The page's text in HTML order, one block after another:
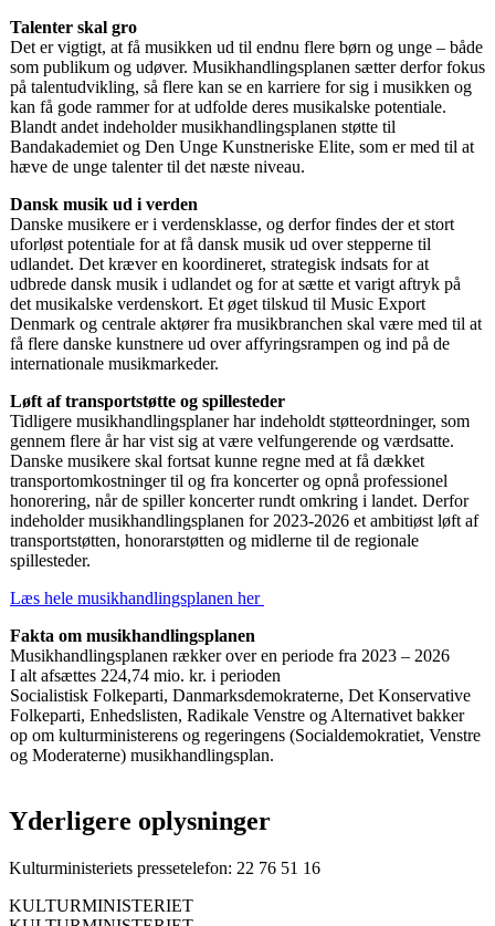
Talenter skal gro
Det er vigtigt, at få musikken ud til endnu flere børn og unge – både
som publikum og udøver. Musikhandlingsplanen sætter derfor fokus
på talentudvikling, så flere kan se en karriere for sig i musikken og
kan få gode rammer for at udfolde deres musikalske potentiale.
Blandt andet indeholder musikhandlingsplanen støtte til
Bandakademiet og Den Unge Kunstneriske Elite, som er med til at
hæve de unge talenter til det næste niveau.
Dansk musik ud i verden
Danske musikere er i verdensklasse, og derfor findes der et stort
uforløst potentiale for at få dansk musik ud over stepperne til
udlandet. Det kræver en koordineret, strategisk indsats for at
udbrede dansk musik i udlandet og for at sætte et varigt aftryk på
det musikalske verdenskort. Et øget tilskud til Music Export
Denmark og centrale aktører fra musikbranchen skal være med til at
få flere danske kunstnere ud over affyringsrampen og ind på de
internationale musikmarkeder.
Løft af transportstøtte og spillesteder
Tidligere musikhandlingsplaner har indeholdt støtteordninger, som
gennem flere år har vist sig at være velfungerende og værdsatte.
Danske musikere skal fortsat kunne regne med at få dækket
transportomkostninger til og fra koncerter og opnå professionel
honorering, når de spiller koncerter rundt omkring i landet. Derfor
indeholder musikhandlingsplanen for 2023-2026 et ambitiøst løft af
transportstøtten, honorarstøtten og midlerne til de regionale
spillesteder.
Læs hele musikhandlingsplanen her
Fakta om musikhandlingsplanen
Musikhandlingsplanen rækker over en periode fra 2023 – 2026
I alt afsættes 224,74 mio. kr. i perioden
Socialistisk Folkeparti, Danmarksdemokraterne, Det Konservative
Folkeparti, Enhedslisten, Radikale Venstre og Alternativet bakker
op om kulturministerens og regeringens (Socialdemokratiet, Venstre
og Moderaterne) musikhandlingsplan.
Yderligere oplysninger
Kulturministeriets pressetelefon: 22 76 51 16
KULTURMINISTERIET